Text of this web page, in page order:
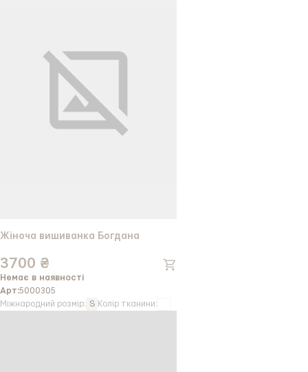
Жіноча вишиванка Богдана
3700 ₴
Немає в наявності
Арт:5000305
Міжнародний розмір: S Колір тканини: